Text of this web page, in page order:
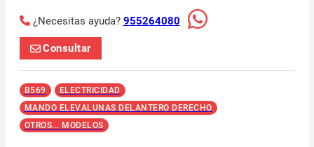
¿Necesitas ayuda? 955264080
Consultar
B569
ELECTRICIDAD
MANDO ELEVALUNAS DELANTERO DERECHO
OTROS... MODELOS